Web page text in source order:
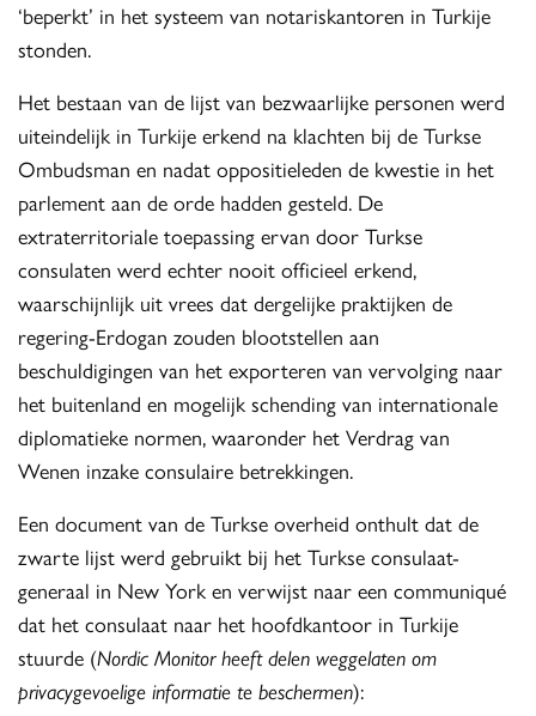
‘beperkt’ in het systeem van notariskantoren in Turkije
stonden.
Het bestaan van de lijst van bezwaarlijke personen werd
uiteindelijk in Turkije erkend na klachten bij de Turkse
Ombudsman en nadat oppositieleden de kwestie in het
parlement aan de orde hadden gesteld. De
extraterritoriale toepassing ervan door Turkse
consulaten werd echter nooit officieel erkend,
waarschijnlijk uit vrees dat dergelijke praktijken de
regering-Erdogan zouden blootstellen aan
beschuldigingen van het exporteren van vervolging naar
het buitenland en mogelijk schending van internationale
diplomatieke normen, waaronder het Verdrag van
Wenen inzake consulaire betrekkingen.
Een document van de Turkse overheid onthult dat de
zwarte lijst werd gebruikt bij het Turkse consulaat-
generaal in New York en verwijst naar een communiqué
dat het consulaat naar het hoofdkantoor in Turkije
stuurde (Nordic Monitor heeft delen weggelaten om
privacygevoelige informatie te beschermen):